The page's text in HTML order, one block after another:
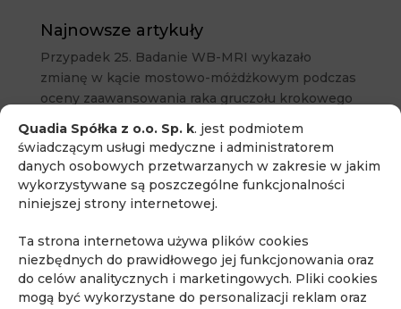
Quadia Spółka z o.o. Sp. k. jest podmiotem
świadczącym usługi medyczne i administratorem
danych osobowych przetwarzanych w zakresie w jakim
wykorzystywane są poszczególne funkcjonalności
niniejszej strony internetowej.
Ta strona internetowa używa plików cookies
niezbędnych do prawidłowego jej funkcjonowania oraz
do celów analitycznych i marketingowych. Pliki cookies
mogą być wykorzystane do personalizacji reklam oraz
Najnowsze artykuły
Przypadek 25. Badanie WB-MRI wykazało
zmianę w kącie mostowo-móżdżkowym podczas
oceny zaawansowania raka gruczołu krokowego
Przypadek 24. Profilaktyczne badanie WB-MRI
ujawniło podejrzane zmiany w prostacie i jądrze
u bezobjawowego pacjenta
Przypadek 23. Rak prostaty i nieoczekiwane
wykrycie podejrzanej zmiany jelita grubego w
badaniu WB-MRI
lek. med. Piotr Korzeń
71. edycja kursu „Podstawy rezonansu